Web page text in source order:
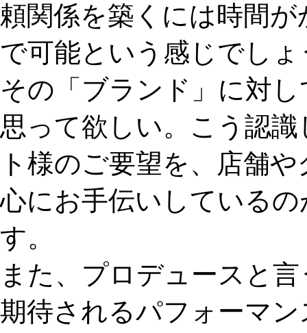
頼関係を築くには時間
で可能という感じでしょ
その「ブランド」に対
思って欲しい。こう認
ト様のご要望を、店舗
心にお手伝いしている
す。
また、プロデュースと
期待されるパフォーマ